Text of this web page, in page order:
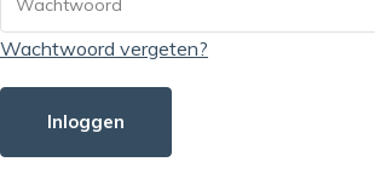
Wachtwoord vergeten?
Inloggen